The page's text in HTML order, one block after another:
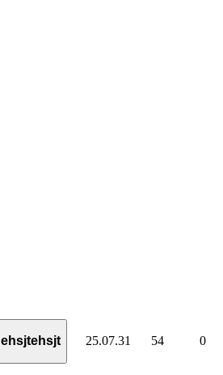
ehsjtehsjt 25.07.31 54 0